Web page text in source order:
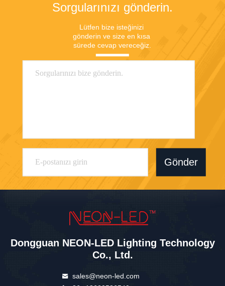
Sorgularınızı gönderin.
Lütfen bize isteğinizi
gönderin ve size en kısa
sürede cevap vereceğiz.
Gönder
Dongguan NEON-LED Lighting Technology
Co., Ltd.
sales@neon-led.com